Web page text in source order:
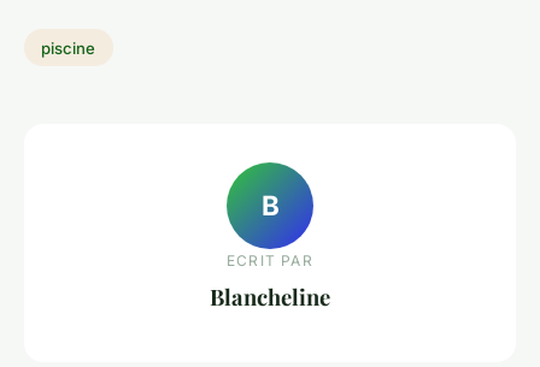
piscine
B
ECRIT PAR
Blancheline